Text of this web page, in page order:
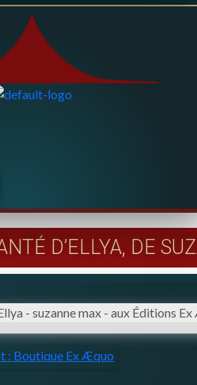
D’ELLYA, DE